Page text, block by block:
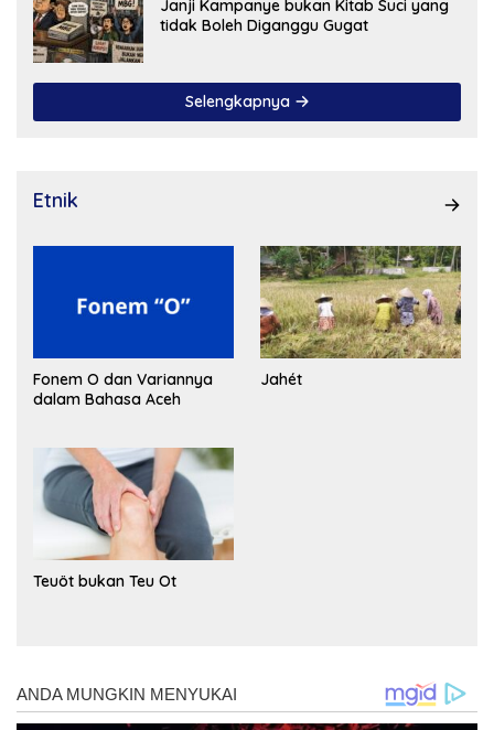
Janji Kampanye bukan Kitab Suci yang
tidak Boleh Diganggu Gugat
Selengkapnya
Etnik
Fonem O dan Variannya
dalam Bahasa Aceh
Jahét
Teuöt bukan Teu Ot